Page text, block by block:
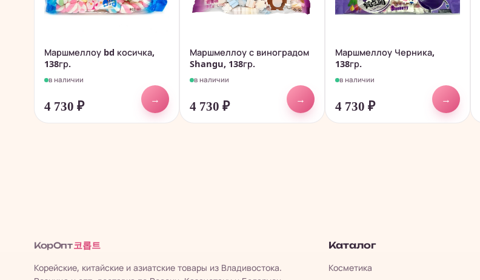
Маршмеллоу bd косичка,
138гр.
в наличии
4 730 ₽
→
Маршмеллоу с виноградом
Shangu, 138гр.
в наличии
4 730 ₽
→
Маршмеллоу Черника,
138гр.
в наличии
4 730 ₽
→
КорОпт 코롭트
Корейские, китайские и азиатские товары из Владивостока.
Каталог
Косметика